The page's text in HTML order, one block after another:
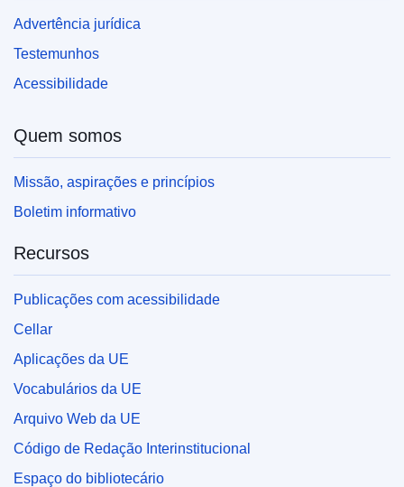
Advertência jurídica
Testemunhos
Acessibilidade
Quem somos
Missão, aspirações e princípios
Boletim informativo
Recursos
Publicações com acessibilidade
Cellar
Aplicações da UE
Vocabulários da UE
Arquivo Web da UE
Código de Redação Interinstitucional
Espaço do bibliotecário